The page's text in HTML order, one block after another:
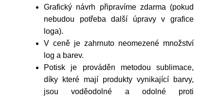
Grafický návrh připravíme zdarma (pokud
nebudou potřeba další úpravy v grafice
loga).
V ceně je zahrnuto neomezené množství
log a barev.
Potisk je prováděn metodou sublimace,
díky které mají produkty vynikající barvy,
jsou voděodolné a odolné proti